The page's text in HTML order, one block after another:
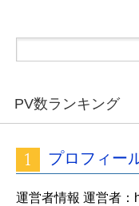
PV数ランキング
プロフィー
運営者情報 運営者